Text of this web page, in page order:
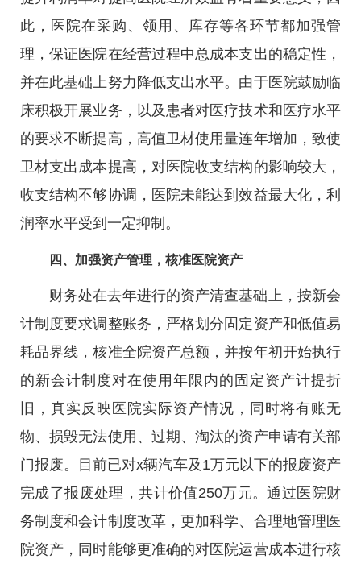
此，医院在采购、领用、库存等各环节都加强管
理，保证医院在经营过程中总成本支出的稳定性，
并在此基础上努力降低支出水平。由于医院鼓励临
床积极开展业务，以及患者对医疗技术和医疗水平
的要求不断提高，高值卫材使用量连年增加，致使
卫材支出成本提高，对医院收支结构的影响较大，
收支结构不够协调，医院未能达到效益最大化，利
润率水平受到一定抑制。
四、加强资产管理，核准医院资产
财务处在去年进行的资产清查基础上，按新会
计制度要求调整账务，严格划分固定资产和低值易
耗品界线，核准全院资产总额，并按年初开始执行
的新会计制度对在使用年限内的固定资产计提折
旧，真实反映医院实际资产情况，同时将有账无
物、损毁无法使用、过期、淘汰的资产申请有关部
门报废。目前已对x辆汽车及1万元以下的报废资产
完成了报废处理，共计价值250万元。通过医院财
务制度和会计制度改革，更加科学、合理地管理医
院资产，同时能够更准确的对医院运营成本进行核